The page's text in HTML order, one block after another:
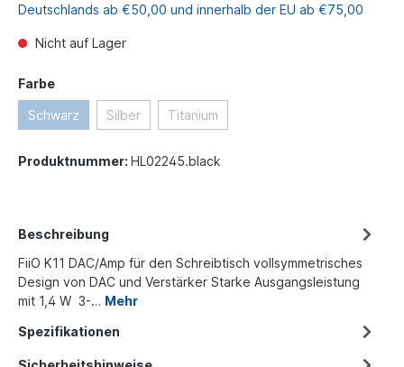
Deutschlands ab €50,00 und innerhalb der EU ab €75,00
Nicht auf Lager
Farbe
Schwarz Silber Titanium
Produktnummer: HL02245.black
Beschreibung
FiiO K11 DAC/Amp für den Schreibtisch vollsymmetrisches
Design von DAC und Verstärker Starke Ausgangsleistung
mit 1,4 W 3-… Mehr
Spezifikationen